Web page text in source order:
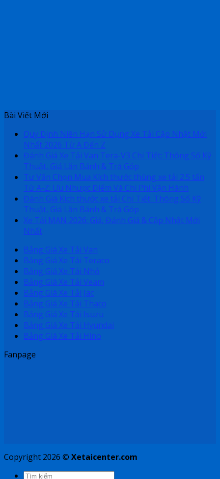
Bài Viết Mới
Quy Định Niên Hạn Sử Dụng Xe Tải Cập Nhật Mới
Nhất 2026 Từ A Đến Z
Đánh Giá Xe Tải Van Tera-V3 Chi Tiết: Thông Số Kỹ
Thuật, Giá Lăn Bánh & Trả Góp
Tư Vấn Chọn Mua Kích thước thùng xe tải 2.5 tấn
Từ A-Z: Ưu Nhược Điểm Và Chi Phí Vận Hành
Đánh Giá Kích thước xe tải Chi Tiết: Thông Số Kỹ
Thuật, Giá Lăn Bánh & Trả Góp
Xe Tải MAN 2026: Giá, Đánh Giá & Cập Nhật Mới
Nhất
Bảng Giá Xe Tải Van
Bảng Giá Xe Tải Teraco
Bảng Giá Xe Tải Nhỏ
Bảng Giá Xe Tải Veam
Bảng Giá Xe Tải Jac
Bảng Giá Xe Tải Thaco
Bảng Giá Xe Tải Isuzu
Bảng Giá Xe Tải Hyundai
Bảng Giá Xe Tải Hino
Fanpage
Copyright 2026 © Xetaicenter.com